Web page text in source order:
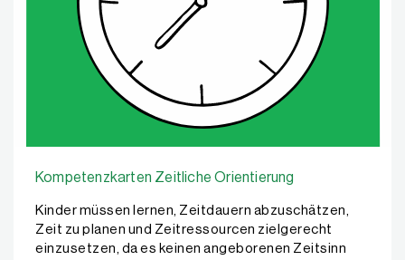
Kompetenzkarten Zeitliche Orientierung
Kinder müssen lernen, Zeitdauern abzuschätzen,
Zeit zu planen und Zeitressourcen zielgerecht
einzusetzen, da es keinen angeborenen Zeitsinn